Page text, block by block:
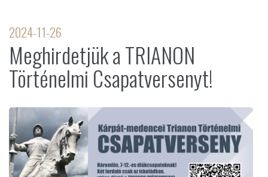
2024-11-26
Meghirdetjük a TRIANON
Történelmi Csapatversenyt!